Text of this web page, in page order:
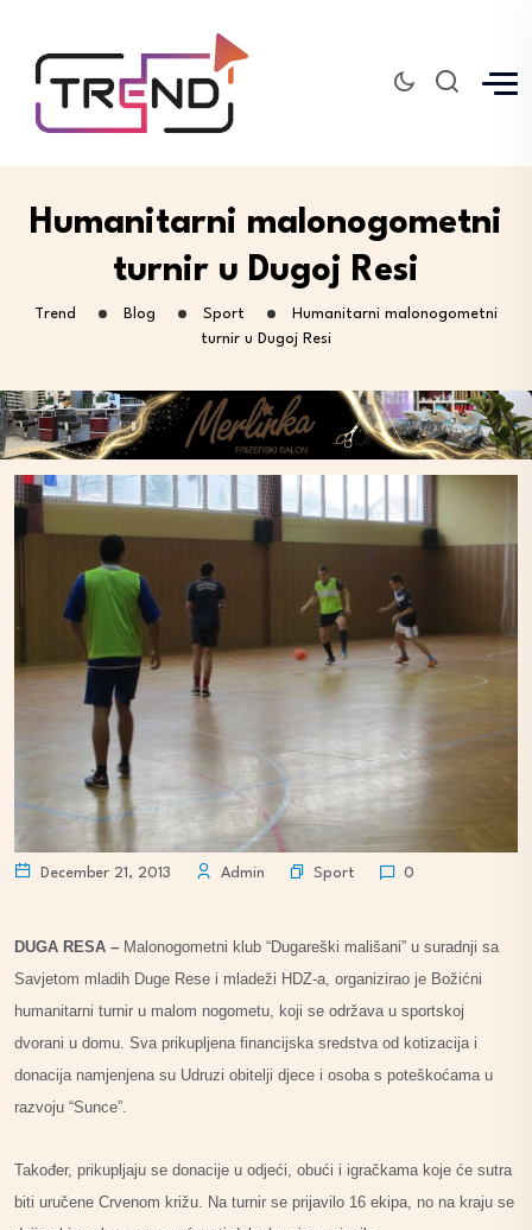
Humanitarni malonogometni
turnir u Dugoj Resi
Trend Blog Sport
Humanitarni malonogometni
turnir u Dugoj Resi
December 21, 2013 Admin Sport 0
DUGA RESA – Malonogometni klub “Dugareški mališani” u suradnji sa
Savjetom mladih Duge Rese i mladeži HDZ-a, organizirao je Božićni
humanitarni turnir u malom nogometu, koji se održava u sportskoj
dvorani u domu. Sva prikupljena financijska sredstva od kotizacija i
donacija namjenjena su Udruzi obitelji djece i osoba s poteškoćama u
razvoju “Sunce”.
Također, prikupljaju se donacije u odjeći, obući i igračkama koje će sutra
biti uručene Crvenom križu. Na turnir se prijavilo 16 ekipa, no na kraju se